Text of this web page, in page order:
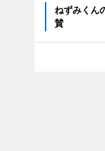
ねずみくん
賛